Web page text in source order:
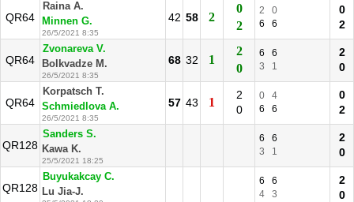
QR64
Raina A.
Minnen G.
26/5/2021 8:35
42 58 2
0
2
2
0
6
6
0
2
QR64
Zvonareva V.
Bolkvadze M.
26/5/2021 8:35
68 32 1
2
0
6
6
3
1
2
0
QR64
Korpatsch T.
Schmiedlova A.
26/5/2021 8:35
57 43 1
2
0
0
4
6
6
0
2
QR128
Sanders S.
Kawa K.
25/5/2021 18:25
6
6
3
1
2
0
QR128
Buyukakcay C.
Lu Jia-J.
6
6
4
3
2
0